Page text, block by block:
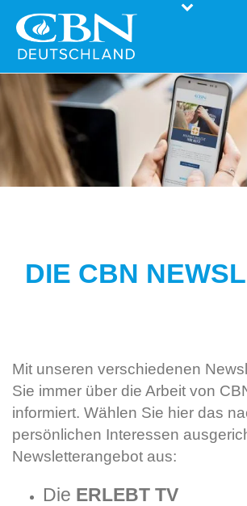
DIE CBN
Mit unseren verschiedenen
Sie immer über die Arbeit von
informiert. Wählen Sie hier das
persönlichen Interessen
Newsletterangebot aus:
Die ERLEBT TV